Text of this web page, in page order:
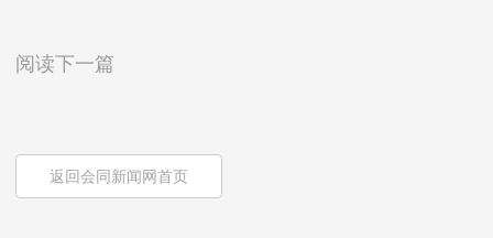
阅读下一篇
返回会同新闻网首页